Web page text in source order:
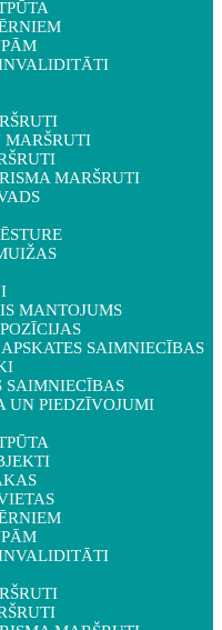
MARŠRUTI
MARŠRUTI
MANTOJUMS
SAIMNIECĪBAS
SAIMNIECĪBAS
UN PIEDZĪVOJUMI